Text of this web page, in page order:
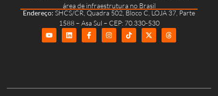
área de infraestrutura no Brasil
Endereço: SHCS/CR, Quadra 502, Bloco C, LOJA 37, Parte
1588 – Asa Sul – CEP: 70.330-530